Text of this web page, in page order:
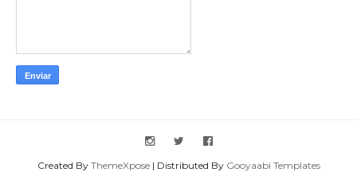
Created By ThemeXpose| Distributed By Gooyaabi Templates